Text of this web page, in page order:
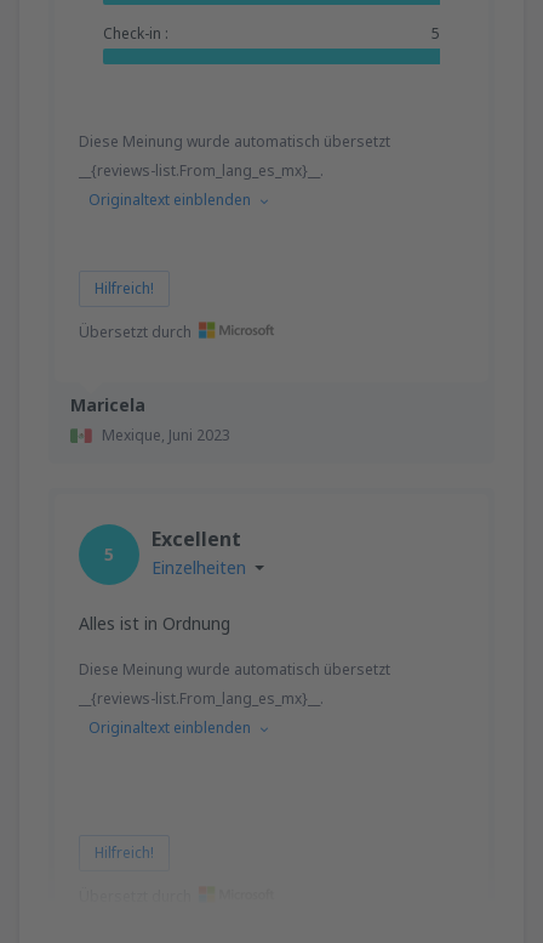
Maricela
Mexique, Juni 2023
Check-in : 5
Diese Meinung wurde automatisch übersetzt
__{reviews-list.From_lang_es_mx}__.
Originaltext einblenden
Hilfreich!
Übersetzt durch
5
Excellent
Einzelheiten
Alles ist in Ordnung
Diese Meinung wurde automatisch übersetzt
__{reviews-list.From_lang_es_mx}__.
Originaltext einblenden
Hilfreich!